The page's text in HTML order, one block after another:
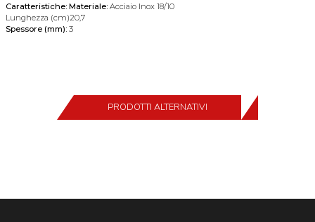
Caratteristiche: Materiale: Acciaio Inox 18/10
Lunghezza (cm)20,7
Spessore (mm): 3
PRODOTTI ALTERNATIVI